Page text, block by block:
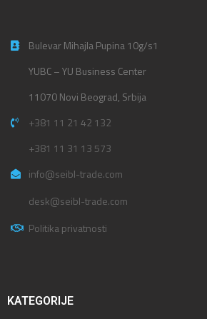
Bulevar Mihajla Pupina 10g/s1
YUBC – YU Business Center
11070 Novi Beograd, Srbija
+381 11 21 42 132
+381 11 31 13 573
info@seibl-trade.com
desk@seibl-trade.com
Politika privatnosti
KATEGORIJE